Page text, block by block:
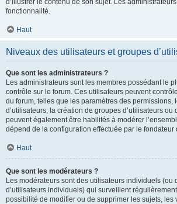
d’illustrer le contenu de son sujet. Les
fonctionnalité.
Haut
Niveaux des utilisateurs et groupes
Que sont les administrateurs ?
Les administrateurs sont les membres possédant le
contrôle sur le forum. Ces utilisateurs peuvent
du forum, telles que les paramètres des permissions,
d’utilisateurs, la création de groupes d’utilisateurs ou
peuvent également être habilités à modérer
dépend de la configuration effectuée par le fondateur
Haut
Que sont les modérateurs ?
Les modérateurs sont des utilisateurs individuels (ou
d’utilisateurs individuels) qui surveillent
possibilité de modifier ou de supprimer les sujets, les